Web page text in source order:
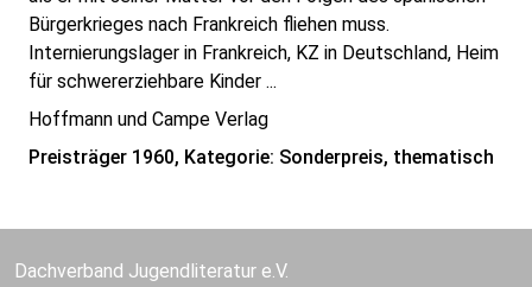
Bürgerkrieges nach Frankreich fliehen muss.
Internierungslager in Frankreich, KZ in Deutschland, Heim
für schwererziehbare Kinder ...
Hoffmann und Campe Verlag
Preisträger 1960, Kategorie: Sonderpreis, thematisch
Dachverband Jugendliteratur e.V.